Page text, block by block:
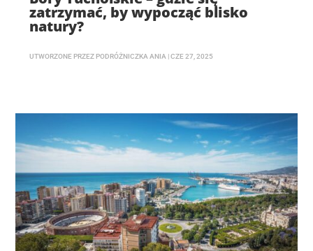
zatrzymać, by wypocząć blisko
natury?
UTWORZONE PRZEZ PODRÓŻNICZKA ANIA |CZE 27, 2025